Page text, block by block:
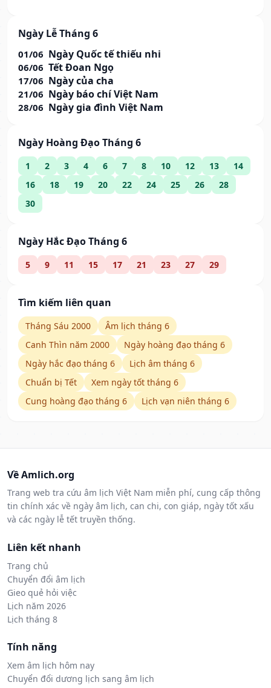
Ngày Lễ Tháng 6
01/06 Ngày Quốc tế thiếu nhi
06/06 Tết Đoan Ngọ
17/06 Ngày của cha
21/06 Ngày báo chí Việt Nam
28/06 Ngày gia đình Việt Nam
Ngày Hoàng Đạo Tháng 6
1 2 3 4 6 7 8 10 12 13
14
16
18 19 20 22 24 25 26
28
30
Ngày Hắc Đạo Tháng 6
5 9 11 15 17 21 23 27 29
Tìm kiếm liên quan
Tháng Sáu 2000
Âm lịch tháng 6
Canh Thìn năm 2000
Ngày hoàng đạo tháng 6
Ngày hắc đạo tháng 6
Lịch âm tháng 6
Chuẩn bị Tết
Xem ngày tốt tháng 6
Cung hoàng đạo tháng 6
Lịch vạn niên tháng 6
Về Amlich.org
Trang web tra cứu âm lịch Việt Nam miễn phí, cung cấp thông
tin chính xác về ngày âm lịch, can chi, con giáp, ngày tốt xấu
và các ngày lễ tết truyền thống.
Liên kết nhanh
Trang chủ
Chuyển đổi âm lịch
Gieo quẻ hỏi việc
Lịch năm 2026
Lịch tháng 8
Tính năng
Xem âm lịch hôm nay
Chuyển đổi dương lịch sang âm lịch